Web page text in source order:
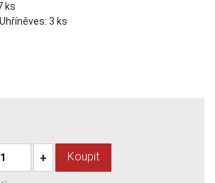
ks
3 ks
+ Koupit